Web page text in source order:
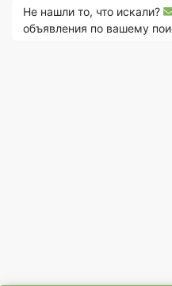
Не нашли то, что искали?
объявления по вашему